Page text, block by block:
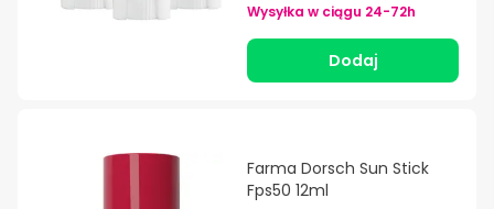
Wysyłka w ciągu 24-72h
Dodaj
Farma Dorsch Sun Stick
Fps50 12ml